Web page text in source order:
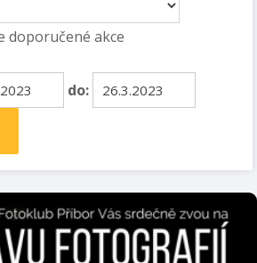
doporučené akce
do: